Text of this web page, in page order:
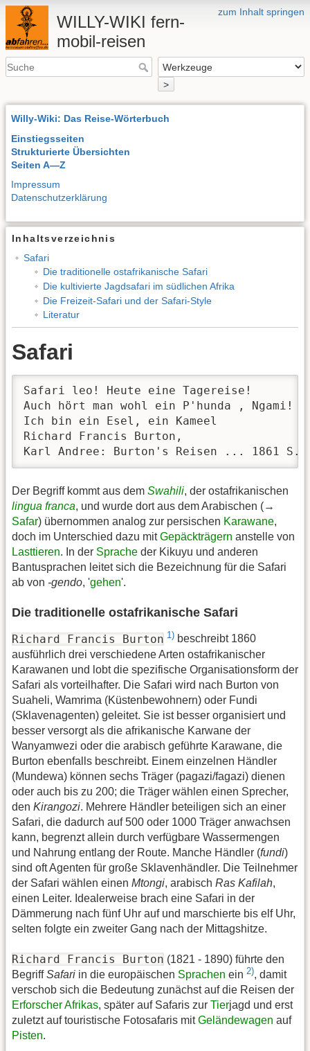
zum Inhalt springen
WILLY-WIKI fern-
mobil-reisen
>
Willy-Wiki: Das Reise-Wörterbuch
Einstiegsseiten
Strukturierte Übersichten
Seiten A—Z
Impressum
Datenschutzerklärung
Inhaltsverzeichnis
Safari
Die traditionelle ostafrikanische Safari
Die kultivierte Jagdsafari im südlichen Afrika
Die Freizeit-Safari und der Safari-Style
Literatur
Safari
Safari leo! Heute eine Tagereise!
Auch hört man wohl ein P'hunda , Ngami!
Ich bin ein Esel, ein Kameel
Richard Francis Burton,
‎Karl Andree: Burton's Reisen ... 1861 S.
Der Begriff kommt aus dem Swahili, der ostafrikanischen
lingua franca, und wurde dort aus dem Arabischen (→
Safar) übernommen analog zur persischen Karawane,
doch im Unterschied dazu mitGepäckträgern anstelle von
Lasttieren. In der Sprache der Kikuyu und anderen
Bantusprachen leitet sich die Bezeichnung für die Safari
ab von -gendo, 'gehen'.
Die traditionelle ostafrikanische Safari
Richard Francis Burton 1) beschreibt 1860
ausführlich drei verschiedene Arten ostafrikanischer
Karawanen und lobt die spezifische Organisationsform der
Safari als vorteilhafter. Die Safari wird nach Burton von
Suaheli, Wamrima (Küstenbewohnern) oder Fundi
(Sklavenagenten) geleitet. Sie ist besser organisiert und
besser versorgt als die afrikanische Karwane der
Wanyamwezi oder die arabisch geführte Karawane, die
Burton ebenfalls beschreibt. Einem einzelnen Händler
(Mundewa) können sechs Träger (pagazi/fagazi) dienen
oder auch bis zu 200; die Träger wählen einen Sprecher,
den Kirangozi. Mehrere Händler beteiligen sich an einer
Safari, die dadurch auf 500 oder 1000 Träger anwachsen
kann, begrenzt allein durch verfügbare Wassermengen
und Nahrung entlang der Route. Manche Händler (fundi)
sind oft Agenten für große Sklavenhändler. Die Teilnehmer
der Safari wählen einen Mtongi, arabisch Ras Kafilah,
einen Leiter. Idealerweise brach eine Safari in der
Dämmerung nach fünf Uhr auf und marschierte bis elf Uhr,
selten folgte ein zweiter Gang nach der Mittagshitze.
Richard Francis Burton (1821 - 1890) führte den
BegriffSafari in die europäischen Sprachen ein 2), damit
verschob sich die Bedeutung zunächst auf die Reisen der
ErforscherAfrikas, später auf Safaris zur Tierjagd und erst
zuletzt auf touristische Fotosafaris mitGeländewagen auf
Pisten.